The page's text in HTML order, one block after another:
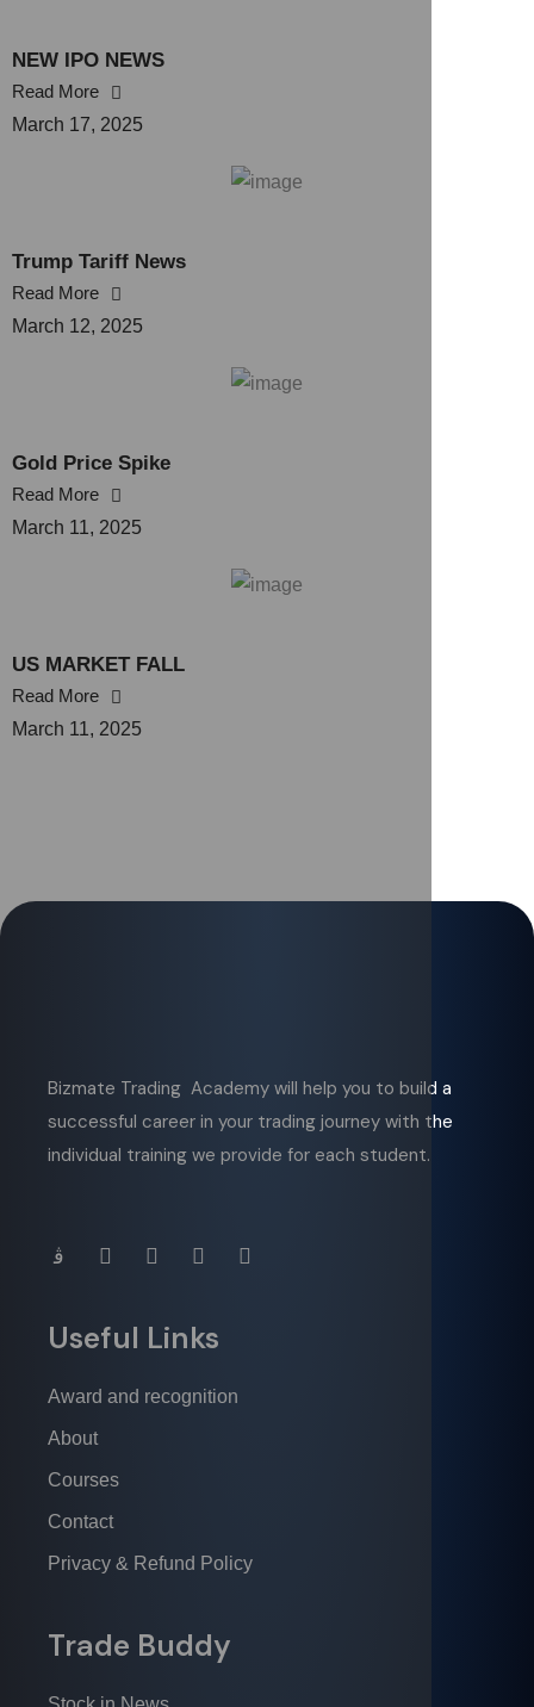
NEW IPO NEWS
Read More
March 17, 2025
Trump Tariff News
Read More
March 12, 2025
Gold Price Spike
Read More
March 11, 2025
US MARKET FALL
Read More
March 11, 2025
Bizmate Trading Academy will help you to build a
successful career in your trading journey with the
individual training we provide for each student.
Useful Links
Award and recognition
About
Courses
Contact
Privacy & Refund Policy
Trade Buddy